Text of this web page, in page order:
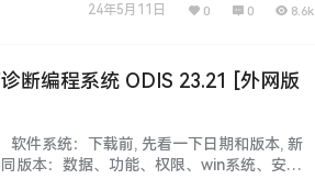
24年5月11日 0 0 8.6k
断编程系统 ODIS 23.21 [外网版
件系统：下载前, 先看一下日期和版本, 新
版本：数据、功能、权限、win系统、安